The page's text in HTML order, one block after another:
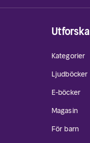
Utforska
Kategorier
Ljudböcker
E-böcker
Magasin
För barn